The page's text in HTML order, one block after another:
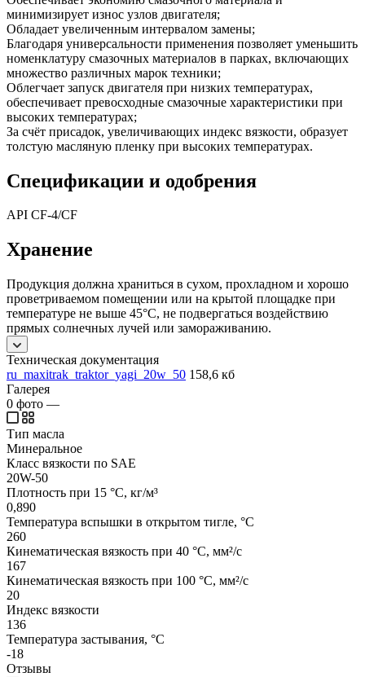
минимизирует износ узлов двигателя;
Обладает увеличенным интервалом замены;
Благодаря универсальности применения позволяет уменьшить
номенклатуру смазочных материалов в парках, включающих
множество различных марок техники;
Облегчает запуск двигателя при низких температурах,
обеспечивает превосходные смазочные характеристики при
высоких температурах;
За счёт присадок, увеличивающих индекс вязкости, образует
толстую масляную пленку при высоких температурах.
Спецификации и одобрения
API CF-4/CF
Хранение
Продукция должна храниться в сухом, прохладном и хорошо
проветриваемом помещении или на крытой площадке при
температуре не выше 45°C, не подвергаться воздействию
прямых солнечных лучей или замораживанию.
Техническая документация
ru_maxitrak_traktor_yagi_20w_50 158,6 кб
Галерея
0 фото —
Тип масла
Минеральное
Класс вязкости по SAE
20W-50
Плотность при 15 °C, кг/м³
0,890
Температура вспышки в открытом тигле, °C
260
Кинематическая вязкость при 40 °C, мм²/с
167
Кинематическая вязкость при 100 °C, мм²/с
20
Индекс вязкости
136
Температура застывания, °C
-18
Отзывы